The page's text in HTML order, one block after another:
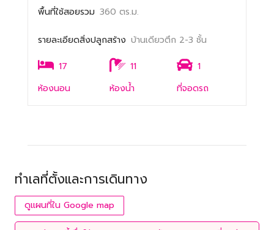
พื้นที่ใช้สอยรวม 360 ตร.ม.
รายละเอียดสิ่งปลูกสร้าง บ้านเดียวตึก 2-3 ชั้น
17
ห้องนอน
11
ห้องน้ำ
1
ที่จอดรถ
ทำเลที่ตั้งและการเดินทาง
ดูแผนที่ใน Google map